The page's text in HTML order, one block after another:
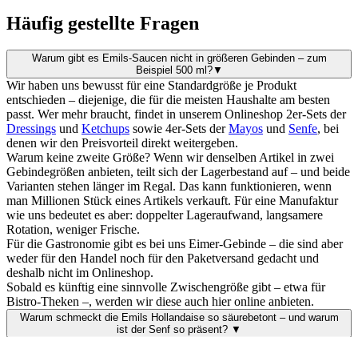
Häufig gestellte Fragen
Warum gibt es Emils-Saucen nicht in größeren Gebinden – zum
Beispiel 500 ml?▼
Wir haben uns bewusst für eine Standardgröße je Produkt
entschieden – diejenige, die für die meisten Haushalte am besten
passt. Wer mehr braucht, findet in unserem Onlineshop 2er-Sets der
Dressings und Ketchups sowie 4er-Sets derMayos und Senfe, bei
denen wir den Preisvorteil direkt weitergeben.
Warum keine zweite Größe? Wenn wir denselben Artikel in zwei
Gebindegrößen anbieten, teilt sich der Lagerbestand auf – und beide
Varianten stehen länger im Regal. Das kann funktionieren, wenn
man Millionen Stück eines Artikels verkauft. Für eine Manufaktur
wie uns bedeutet es aber: doppelter Lageraufwand, langsamere
Rotation, weniger Frische.
Für die Gastronomie gibt es bei uns Eimer-Gebinde – die sind aber
weder für den Handel noch für den Paketversand gedacht und
deshalb nicht im Onlineshop.
Sobald es künftig eine sinnvolle Zwischengröße gibt – etwa für
Bistro-Theken –, werden wir diese auch hier online anbieten.
Warum schmeckt die Emils Hollandaise so säurebetont – und warum
ist der Senf so präsent? ▼